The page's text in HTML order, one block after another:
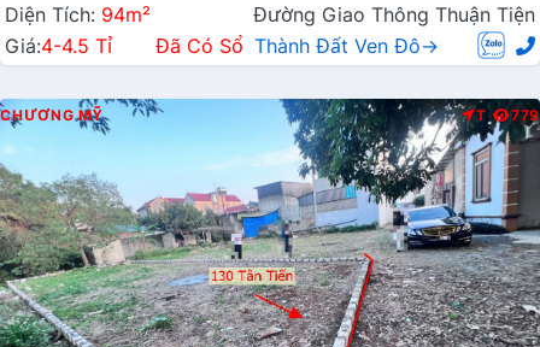
Diện Tích: 94m²
Đường Giao Thông Thuận Tiện
Giá:4-4.5 Tỉ Đã Có Sổ Thành Đất Ven Đô→
CHƯƠNG MỸ T 779